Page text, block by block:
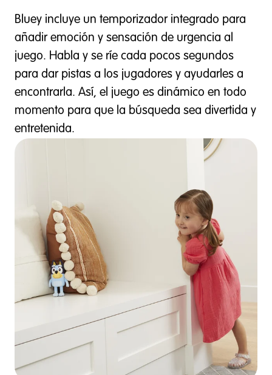
Bluey incluye un temporizador integrado para
añadir emoción y sensación de urgencia al
juego. Habla y se ríe cada pocos segundos
para dar pistas a los jugadores y ayudarles a
encontrarla. Así, el juego es dinámico en todo
momento para que la búsqueda sea divertida y
entretenida.